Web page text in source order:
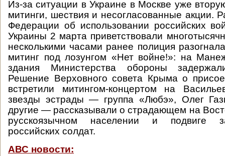
Из-за ситуации в Украине в Москве уже
митинги, шествия и несогласованные акции.
Федерации об использовании российских
Украины 2 марта приветствовали
несколькими часами ранее полиция
митинг под лозунгом «Нет войне!»: на
здания Министерства обороны
Решение Верховного совета Крыма о
встретили митингом-концертом на
звезды эстрады — группа «Любэ», Олег
другие — рассказывали о страдающем на
русскоязычном населении и подвиге
российских солдат.
АВС новости: